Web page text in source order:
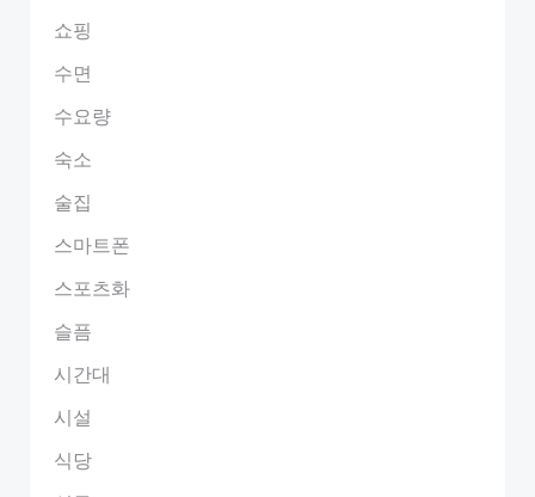
쇼핑
수면
수요량
숙소
술집
스마트폰
스포츠화
슬픔
시간대
시설
식당